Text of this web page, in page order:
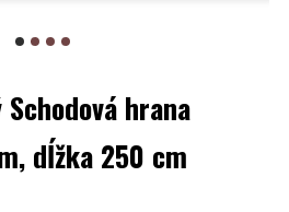
hrana
dĺžka 250 cm